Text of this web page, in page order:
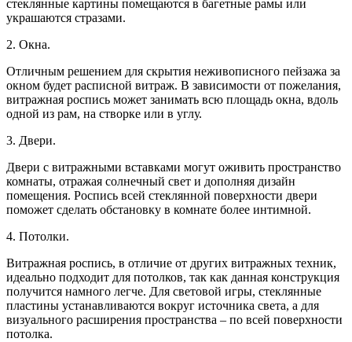
стеклянные картины помещаются в багетные рамы или
украшаются стразами.
2. Окна.
Отличным решением для скрытия неживописного пейзажа за
окном будет расписной витраж. В зависимости от пожелания,
витражная роспись может занимать всю площадь окна, вдоль
одной из рам, на створке или в углу.
3. Двери.
Двери с витражными вставками могут оживить пространство
комнаты, отражая солнечный свет и дополняя дизайн
помещения. Роспись всей стеклянной поверхности двери
поможет сделать обстановку в комнате более интимной.
4. Потолки.
Витражная роспись, в отличие от других витражных техник,
идеально подходит для потолков, так как данная конструкция
получится намного легче. Для световой игры, стеклянные
пластины устанавливаются вокруг источника света, а для
визуального расширения пространства – по всей поверхности
потолка.